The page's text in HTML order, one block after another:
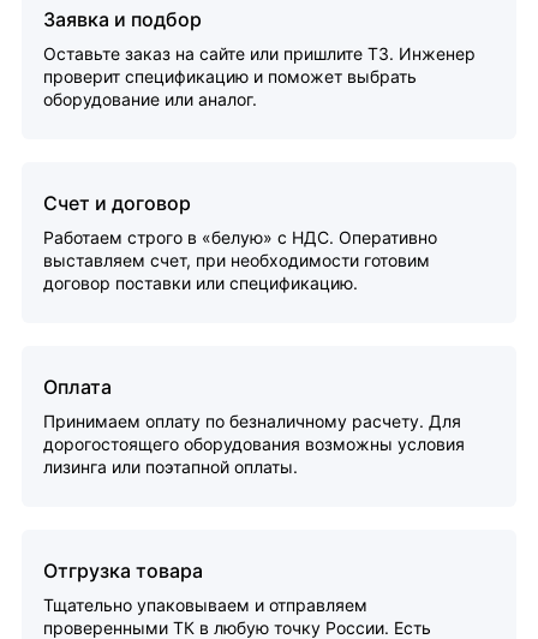
Заявка и подбор
Оставьте заказ на сайте или пришлите ТЗ. Инженер
проверит спецификацию и поможет выбрать
оборудование или аналог.
Счет и договор
Работаем строго в «белую» с НДС. Оперативно
выставляем счет, при необходимости готовим
договор поставки или спецификацию.
Оплата
Принимаем оплату по безналичному расчету. Для
дорогостоящего оборудования возможны условия
лизинга или поэтапной оплаты.
Отгрузка товара
Тщательно упаковываем и отправляем
проверенными ТК в любую точку России. Есть